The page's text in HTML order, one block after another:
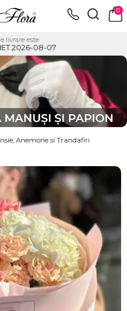
0
livrare este
2026-08-07
Anemone si Trandafiri